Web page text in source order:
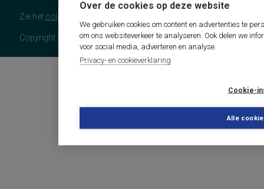
Over de cookies op deze website
We gebruiken cookies om content en advertenties te
om ons websiteverkeer te analyseren. Ook delen we
voor social media, adverteren en analyse.
Privacy- en cookieverklaring
Cookie-
Alle
Zie het colofon
Copyright 2026 - COTAN Documentatie